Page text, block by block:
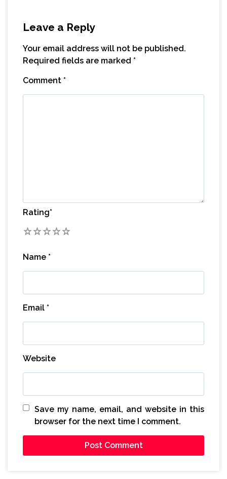
Leave a Reply
Your email address will not be published.
Required fields are marked *
Comment *
Rating*
5
4
3
2
Name *
Email *
Website
Save my name, email, and website in this
browser for the next time I comment.